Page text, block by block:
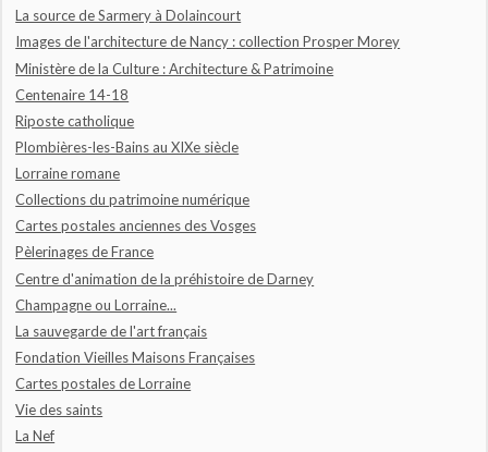
La source de Sarmery à Dolaincourt
Images de l'architecture de Nancy : collection Prosper Morey
Ministère de la Culture : Architecture & Patrimoine
Centenaire 14-18
Riposte catholique
Plombières-les-Bains au XIXe siècle
Lorraine romane
Collections du patrimoine numérique
Cartes postales anciennes des Vosges
Pèlerinages de France
Centre d'animation de la préhistoire de Darney
Champagne ou Lorraine...
La sauvegarde de l'art français
Fondation Vieilles Maisons Françaises
Cartes postales de Lorraine
Vie des saints
La Nef